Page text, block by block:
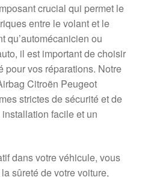
crucial qui permet le
entre le volant et le
qu’automécanicien ou
il est important de choisir
pour vos réparations. Notre
Citroën Peugeot
strictes de sécurité et de
facile et un
dans votre véhicule, vous
sûreté de votre voiture,